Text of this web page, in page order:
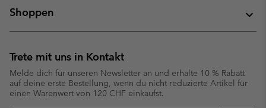
Shoppen
Trete mit uns in Kontakt
Melde dich für unseren Newsletter an und erhalte 10 % Rabatt
auf deine erste Bestellung, wenn du nicht reduzierte Artikel für
einen Warenwert von 120 CHF einkaufst.